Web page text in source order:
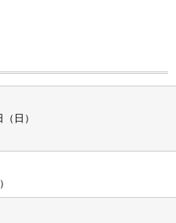
日）